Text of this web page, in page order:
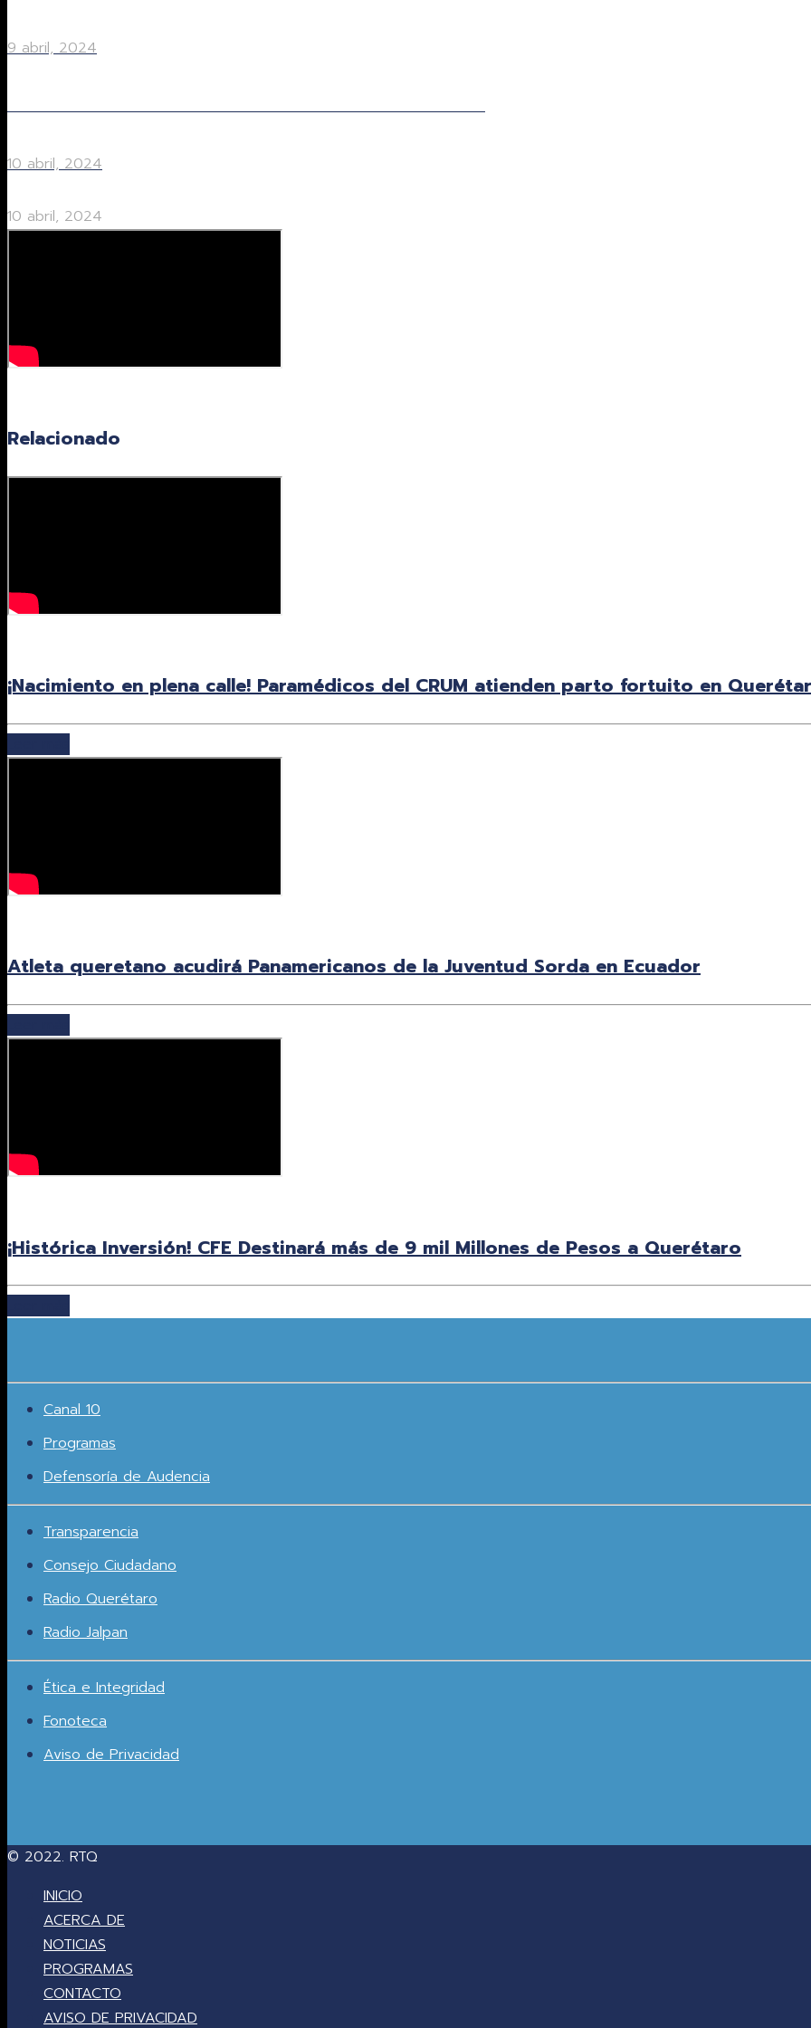
9 abril, 2024
ÍNDICE DE INFLACIÓN EN QUERÉTARO ESTA ARRIBA DEL PROMEDIO NACIONAL
10 abril, 2024
10 abril, 2024
Relacionado
¡Nacimiento en plena calle! Paramédicos del CRUM atienden parto fortuito en
Atleta queretano acudirá Panamericanos de la Juventud Sorda en Ecuador
¡Histórica Inversión! CFE Destinará más de 9 mil Millones de Pesos a Querétaro
Canal 10
Programas
Defensoría de Audencia
Transparencia
Consejo Ciudadano
Radio Querétaro
Radio Jalpan
Ética e Integridad
Fonoteca
Aviso de Privacidad
© 2022. RTQ
INICIO
ACERCA DE
NOTICIAS
PROGRAMAS
CONTACTO
AVISO DE PRIVACIDAD